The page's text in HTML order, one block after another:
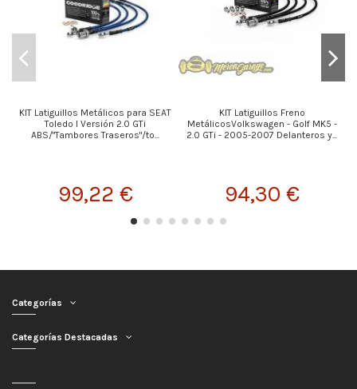
KIT Latiguillos Metálicos para SEAT
Toledo I Versión 2.0 GTi
ABS/"Tambores Traseros"/to...
99,22 €
KIT Latiguillos Freno
MetálicosVolkswagen - Golf MK5 -
2.0 GTi - 2005-2007 Delanteros y...
94,30 €
Categorías
Categorías Destacadas